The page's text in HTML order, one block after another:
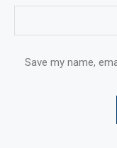
Save my name,